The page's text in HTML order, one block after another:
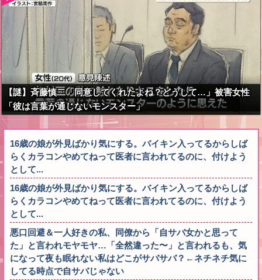
【謎】斉藤慎二「同意してくれたよね？どうして…」被害女性
「彼は言葉が通じないモンスター」
16歳の娘が外見ばかり気にする。バイキン入ってるからしば
らくカラコンやめてねって医者に言われてるのに、付けよう
として...
16歳の娘が外見ばかり気にする。バイキン入ってるからしば
らくカラコンやめてねって医者に言われてるのに、付けよう
として...
悪口回避＆一人好きの私、同僚から「自サバ女かと思って
た」と言われモヤモヤ…「全然違った〜」と言われるも、気
になって夜も眠れない私はどこがサバサバ？←ネチネチ気に
してる時点で自サバじゃない